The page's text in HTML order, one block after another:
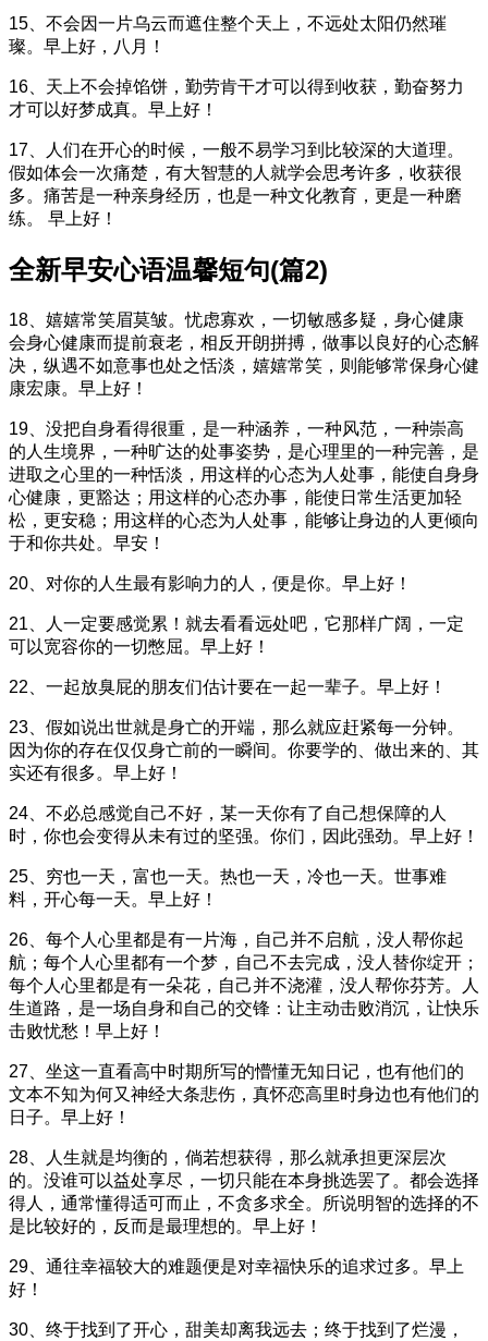
15、不会因一片乌云而遮住整个天上，不远处太阳仍然璀
璨。早上好，八月！
16、天上不会掉馅饼，勤劳肯干才可以得到收获，勤奋努力
才可以好梦成真。早上好！
17、人们在开心的时候，一般不易学习到比较深的大道理。
假如体会一次痛楚，有大智慧的人就学会思考许多，收获很
多。痛苦是一种亲身经历，也是一种文化教育，更是一种磨
练。 早上好！
全新早安心语温馨短句(篇2)
18、嬉嬉常笑眉莫皱。忧虑寡欢，一切敏感多疑，身心健康
会身心健康而提前衰老，相反开朗拼搏，做事以良好的心态解
决，纵遇不如意事也处之恬淡，嬉嬉常笑，则能够常保身心健
康宏康。早上好！
19、没把自身看得很重，是一种涵养，一种风范，一种崇高
的人生境界，一种旷达的处事姿势，是心理里的一种完善，是
进取之心里的一种恬淡，用这样的心态为人处事，能使自身身
心健康，更豁达；用这样的心态办事，能使日常生活更加轻
松，更安稳；用这样的心态为人处事，能够让身边的人更倾向
于和你共处。早安！
20、对你的人生最有影响力的人，便是你。早上好！
21、人一定要感觉累！就去看看远处吧，它那样广阔，一定
可以宽容你的一切憋屈。早上好！
22、一起放臭屁的朋友们估计要在一起一辈子。早上好！
23、假如说出世就是身亡的开端，那么就应赶紧每一分钟。
因为你的存在仅仅身亡前的一瞬间。你要学的、做出来的、其
实还有很多。早上好！
24、不必总感觉自己不好，某一天你有了自己想保障的人
时，你也会变得从未有过的坚强。你们，因此强劲。早上好！
25、穷也一天，富也一天。热也一天，冷也一天。世事难
料，开心每一天。早上好！
26、每个人心里都是有一片海，自己并不启航，没人帮你起
航；每个人心里都有一个梦，自己不去完成，没人替你绽开；
每个人心里都是有一朵花，自己并不浇灌，没人帮你芬芳。人
生道路，是一场自身和自己的交锋：让主动击败消沉，让快乐
击败忧愁！早上好！
27、坐这一直看高中时期所写的懵懂无知日记，也有他们的
文本不知为何又神经大条悲伤，真怀恋高里时身边也有他们的
日子。早上好！
28、人生就是均衡的，倘若想获得，那么就承担更深层次
的。没谁可以益处享尽，一切只能在本身挑选罢了。都会选择
得人，通常懂得适可而止，不贪多求全。所说明智的选择的不
是比较好的，反而是最理想的。早上好！
29、通往幸福较大的难题便是对幸福快乐的追求过多。早上
好！
30、终于找到了开心，甜美却离我远去；终于找到了烂漫，